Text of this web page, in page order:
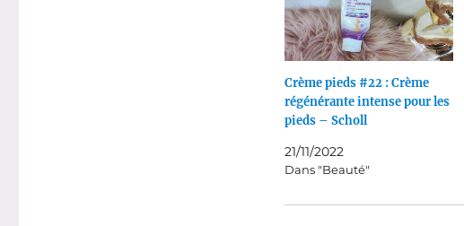
Crème pieds #22 : Crème
régénérante intense pour les
pieds – Scholl
21/11/2022
Dans "Beauté"